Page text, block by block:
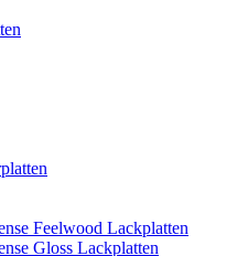
Feelwood Lackplatten
Gloss Lackplatten